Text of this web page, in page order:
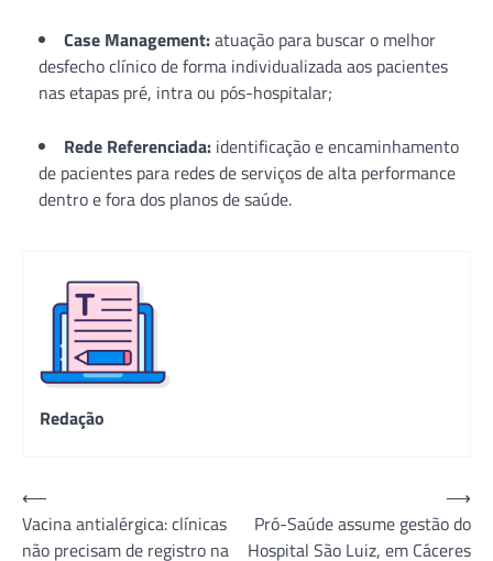
Case Management:atuação para buscar o melhor
desfecho clínico de forma individualizada aos pacientes
nas etapas pré, intra ou pós-hospitalar;
Rede Referenciada: identificação e encaminhamento
de pacientes para redes de serviços de alta performance
dentro e fora dos planos de saúde.
Redação
Navegação
de
⟵
Vacina antialérgica: clínicas
não precisam de registro na
Pró-Saúde assume gestão do
Hospital São Luiz, em Cáceres
⟶